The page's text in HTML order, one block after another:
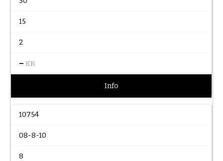
15
2
– KR
Info
10754
08-8-10
8